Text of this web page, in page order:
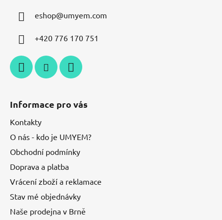
eshop@umyem.com
+420 776 170 751
Informace pro vás
Kontakty
O nás - kdo je UMYEM?
Obchodní podmínky
Doprava a platba
Vrácení zboží a reklamace
Stav mé objednávky
Naše prodejna v Brně